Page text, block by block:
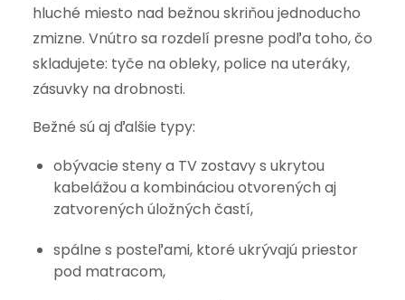
hluché miesto nad bežnou skriňou jednoducho
zmizne. Vnútro sa rozdelí presne podľa toho, čo
skladujete: tyče na obleky, police na uteráky,
zásuvky na drobnosti.
Bežné sú aj ďalšie typy:
obývacie steny a TV zostavy s ukrytou
kabelážou a kombináciou otvorených aj
zatvorených úložných častí,
spálne s posteľami, ktoré ukrývajú priestor
pod matracom,